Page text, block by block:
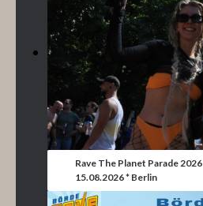
Rave The Planet Parade 2026
15.08.2026 * Berlin